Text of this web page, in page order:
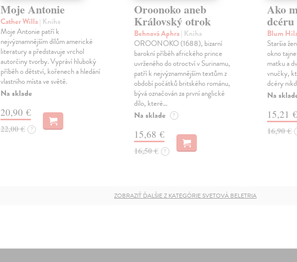
Moje Antonie
Cather Willa| Kniha
Moje Antonie patří k
nejvýznamnějším dílům americké
literatury a představuje vrchol
autorčiny tvorby. Vypráví hluboký
příběh o dětství, kořenech a hledání
vlastního místa ve světě.
Na sklade
20,90 €
22,00 € ?
Oroonoko aneb
Královský otrok
Behnová Aphra| Kniha
OROONOKO (1688), bizarní
barokní příběh afrického prince
uvrženého do otroctví v Surinamu,
patří k nejvýznamnějším textům z
období počátků britského románu,
bývá označován za první anglické
dílo, které…
Na sklade ?
15,68 €
16,50 € ?
Ako
dcéru
Blum
Staršia
okno
matku a
vnučky,
dcéry
Na
15,21 €
16,90 €
ZOBRAZIŤ ĎALŠIE Z KATEGÓRIE SVETOVÁ BELETRIA